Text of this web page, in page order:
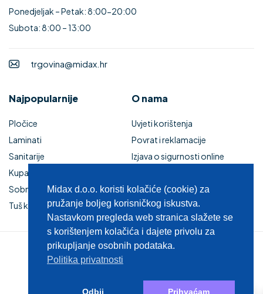
Ponedjeljak – Petak: 8:00-20:00
Subota: 8:00 – 13:00
trgovina@midax.hr
Najpopularnije
Pločice
Laminati
Sanitarije
Kupaonski namještaj
Sobna vrata
Tuš kabine i kade
O nama
Uvjeti korištenja
Povrat i reklamacije
Izjava o sigurnosti online
Kupaonski namještaj
Zaštita privatnosti
© 2025 MIDAX d.o.o.
Midax d.o.o. koristi kolačiće (cookie) za
pružanje boljeg korisničkog iskustva.
Nastavkom pregleda web stranica slažete se
s korištenjem kolačića i dajete privolu za
prikupljanje osobnih podataka.
Politika privatnosti
Odbij Prihvaćam